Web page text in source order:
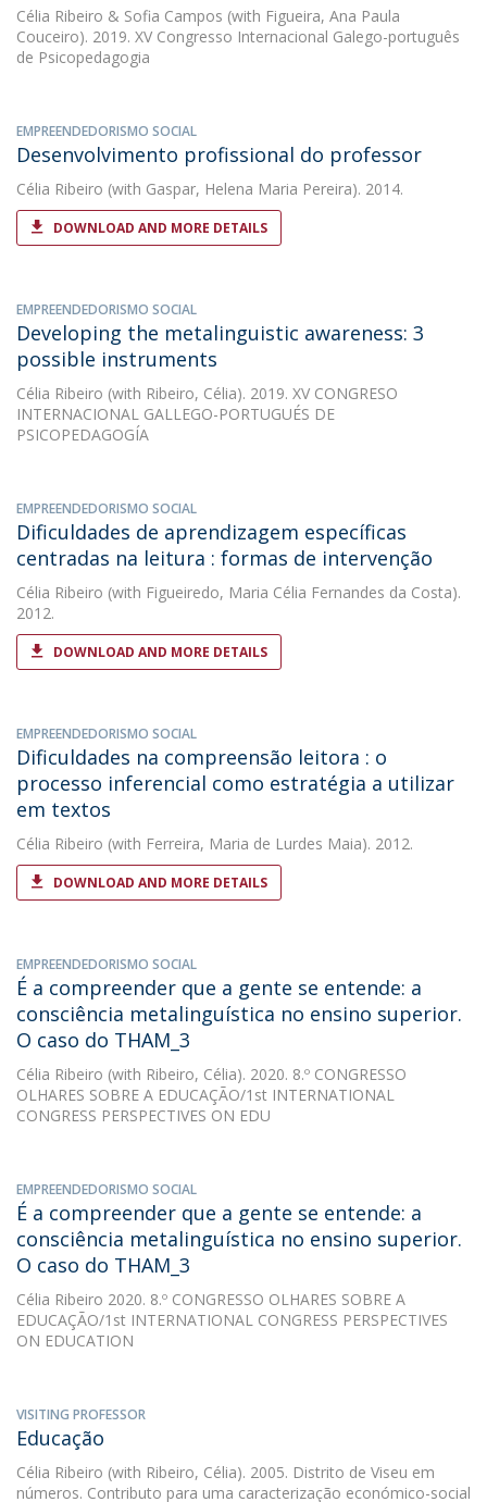
Célia Ribeiro & Sofia Campos (with Figueira, Ana Paula
Couceiro). 2019. XV Congresso Internacional Galego-português
de Psicopedagogia
EMPREENDEDORISMO SOCIAL
Desenvolvimento profissional do professor
Célia Ribeiro (with Gaspar, Helena Maria Pereira). 2014.
DOWNLOAD AND MORE DETAILS
EMPREENDEDORISMO SOCIAL
Developing the metalinguistic awareness: 3
possible instruments
Célia Ribeiro (with Ribeiro, Célia). 2019. XV CONGRESO
INTERNACIONAL GALLEGO-PORTUGUÉS DE
PSICOPEDAGOGÍA
EMPREENDEDORISMO SOCIAL
Dificuldades de aprendizagem específicas
centradas na leitura : formas de intervenção
Célia Ribeiro (with Figueiredo, Maria Célia Fernandes da Costa).
2012.
DOWNLOAD AND MORE DETAILS
EMPREENDEDORISMO SOCIAL
Dificuldades na compreensão leitora : o
processo inferencial como estratégia a utilizar
em textos
Célia Ribeiro (with Ferreira, Maria de Lurdes Maia). 2012.
DOWNLOAD AND MORE DETAILS
EMPREENDEDORISMO SOCIAL
É a compreender que a gente se entende: a
consciência metalinguística no ensino superior.
O caso do THAM_3
Célia Ribeiro (with Ribeiro, Célia). 2020. 8.º CONGRESSO
OLHARES SOBRE A EDUCAÇÃO/1st INTERNATIONAL
CONGRESS PERSPECTIVES ON EDU
EMPREENDEDORISMO SOCIAL
É a compreender que a gente se entende: a
consciência metalinguística no ensino superior.
O caso do THAM_3
Célia Ribeiro 2020. 8.º CONGRESSO OLHARES SOBRE A
EDUCAÇÃO/1st INTERNATIONAL CONGRESS PERSPECTIVES
ON EDUCATION
VISITING PROFESSOR
Educação
Célia Ribeiro (with Ribeiro, Célia). 2005. Distrito de Viseu em
números. Contributo para uma caracterização económico-social